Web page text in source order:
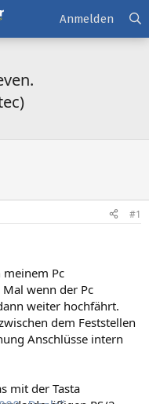
Anmelden
#1
meinem Pc
wenn der Pc
weiter hochfährt.
dem Feststellen
Anschlüsse intern
mit der Tasta